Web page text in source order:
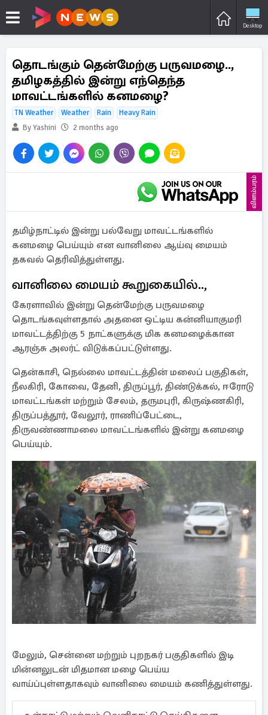
Desktop
தொடங்கும் தென்மேற்கு பருவமழை..,
தமிழகத்தில் இன்று எந்தெந்த
மாவட்டங்களில் கனமழை?
TN Weather Weather Rain
Heavy Rain
By Yashini
2 months ago
விளம்பரம்
தமிழ்நாட்டில் இன்று பல்வேறு மாவட்டங்களில்
கனமழை பெய்யும் என வானிலை ஆய்வு மையம்
தகவல் தெரிவித்துள்ளது.
வானிலை மையம் கூறுகையில்..,
கேரளாவில் இன்று தென்மேற்கு பருவமழை
தொடங்கவுள்ளதால் அதனை ஒட்டிய கன்னியாகுமரி
மாவட்டத்திற்கு 5 நாட்களுக்கு மிக கனமழைக்கான
ஆரஞ்சு அலர்ட் விடுக்கப்பட்டுள்ளது.
தென்காசி, நெல்லை மாவட்டத்தின் மலைப் பகுதிகள்,
நீலகிரி, கோவை, தேனி, திருப்பூர், திண்டுக்கல், ஈரோடு
மாவட்டங்கள் மற்றும் சேலம், தருமபுரி, கிருஷ்ணகிரி,
திருப்பத்தூர், வேலூர், ராணிப்பேட்டை,
திருவண்ணாமலை மாவட்டங்களில் இன்று கனமழை
பெய்யும்.
மேலும், சென்னை மற்றும் புறநகர் பகுதிகளில் இடி
மின்னலுடன் மிதமான மழை பெய்ய
வாய்ப்புள்ளதாகவும் வானிலை மையம் கணித்துள்ளது.